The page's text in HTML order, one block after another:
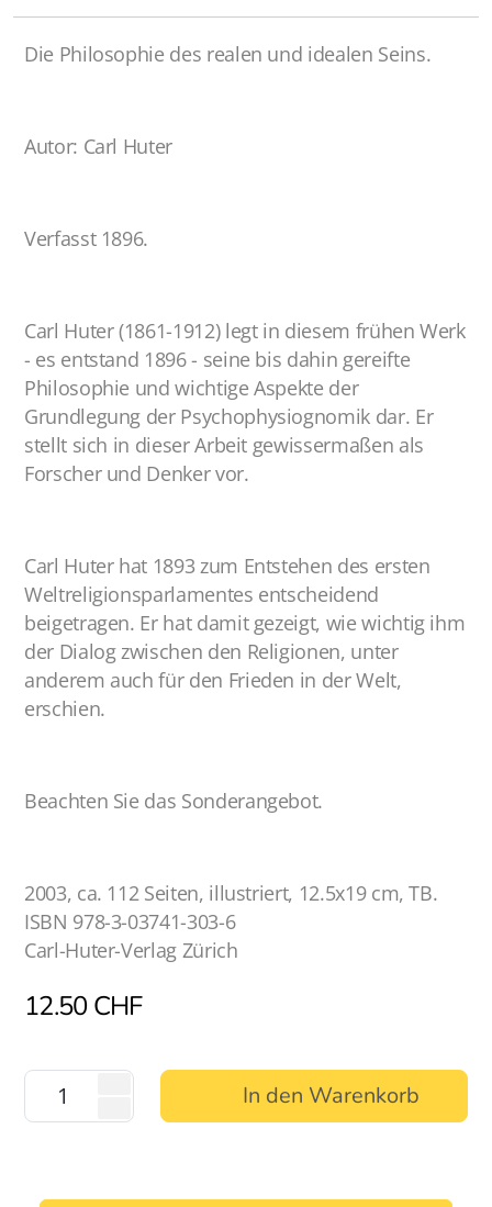
Die Philosophie des realen und idealen Seins.
Autor: Carl Huter
Verfasst 1896.
Carl Huter (1861-1912) legt in diesem frühen Werk
- es entstand 1896 - seine bis dahin gereifte
Philosophie und wichtige Aspekte der
Grundlegung der Psychophysiognomik dar. Er
stellt sich in dieser Arbeit gewissermaßen als
Forscher und Denker vor.
Carl Huter hat 1893 zum Entstehen des ersten
Weltreligionsparlamentes entscheidend
beigetragen. Er hat damit gezeigt, wie wichtig ihm
der Dialog zwischen den Religionen, unter
anderem auch für den Frieden in der Welt,
erschien.
Beachten Sie das Sonderangebot.
2003, ca. 112 Seiten, illustriert, 12.5x19 cm, TB.
ISBN 978-3-03741-303-6
Carl-Huter-Verlag Zürich
12.50CHF
In den Warenkorb
Physiognomie und Charakter 2023
Physiognomie und Charakter 2022
Gutschein